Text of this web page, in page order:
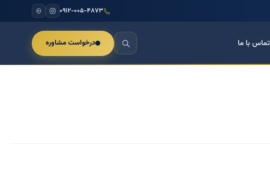
۰۹۱۲-۰۰۵-۴۸۷۳
تماس با ما درخواست مشاوره